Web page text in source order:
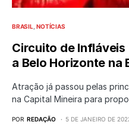
BRASIL NOTÍCIAS
Circuito de Infláveis
a Belo Horizonte na
Atração já passou pelas
na Capital Mineira para
POR REDAÇÃO 5 DE JANEIRO DE